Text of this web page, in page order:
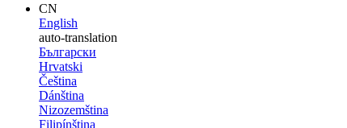
CN
English
auto-translation
Български
Hrvatski
Čeština
Dánština
Nizozemština
Filipínština